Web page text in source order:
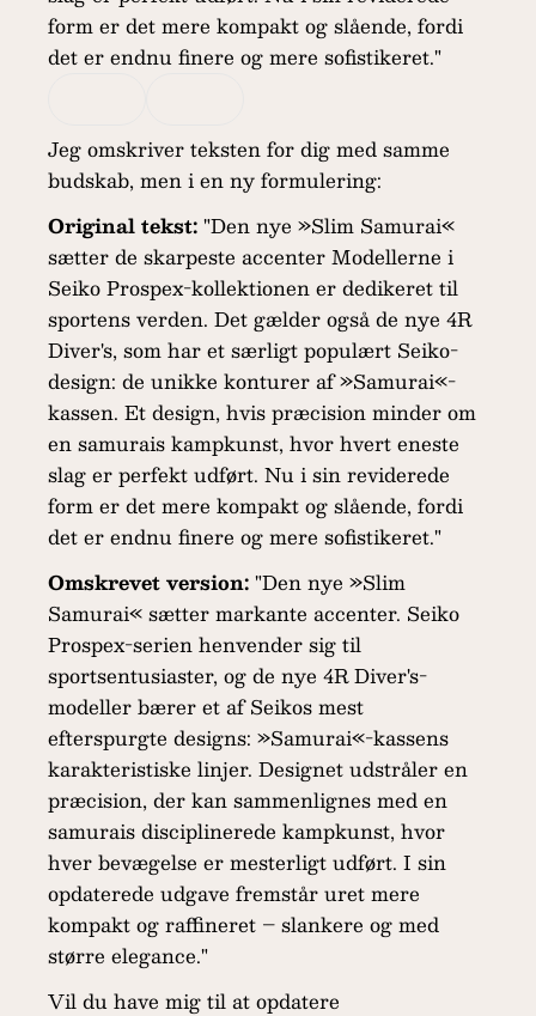
form er det mere kompakt og slående, fordi
det er endnu finere og mere sofistikeret."
Jeg omskriver teksten for dig med samme
budskab, men i en ny formulering:
Original tekst:"Den nye »Slim Samurai«
sætter de skarpeste accenter Modellerne i
Seiko Prospex-kollektionen er dedikeret til
sportens verden. Det gælder også de nye 4R
Diver's, som har et særligt populært Seiko-
design: de unikke konturer af »Samurai«-
kassen. Et design, hvis præcision minder om
en samurais kampkunst, hvor hvert eneste
slag er perfekt udført. Nu i sin reviderede
form er det mere kompakt og slående, fordi
det er endnu finere og mere sofistikeret."
Omskrevet version:"Den nye »Slim
Samurai« sætter markante accenter. Seiko
Prospex-serien henvender sig til
sportsentusiaster, og de nye 4R Diver's-
modeller bærer et af Seikos mest
efterspurgte designs: »Samurai«-kassens
karakteristiske linjer. Designet udstråler en
præcision, der kan sammenlignes med en
samurais disciplinerede kampkunst, hvor
hver bevægelse er mesterligt udført. I sin
opdaterede udgave fremstår uret mere
kompakt og raffineret – slankere og med
større elegance."
Vil du have mig til at opdatere